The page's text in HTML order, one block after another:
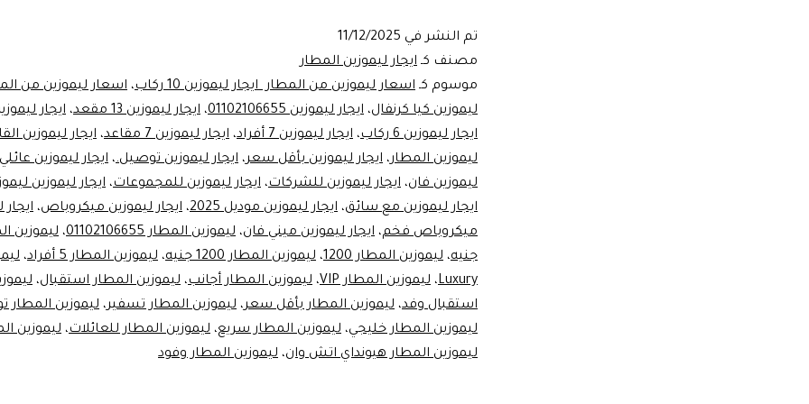
تم النشر في 11/12/2025
مصنف كـ ايجار ليموزين المطار
موسوم كـ اسعار ليموزين من المطار ايجار ليموزين 10 ركاب ، اسعار ليموزين من
ليموزين كيا كرنفال، ايجار ليموزين 01102106655 ، ايجار ليموزين 13 مقعد ، ايجار ليموزين 4
ايجار ليموزين 6 ركاب
، ايجار ليموزين 7 أفراد ، ايجار ليموزين 7 مقاعد ، ايجار ليموزين
ليموزين المطار، ايجار ليموزين بأقل سعر، ايجار ليموزين توصيل.، ايجار ليموزين عائلي
ليموزين فان، ايجار ليموزين للشركات، ايجار ليموزين للمجموعات، ايجار ليموزين
ايجار ليموزين مع سائق، ايجار ليموزين موديل 2025 ، ايجار ليموزين ميكروباص، ايجار
ميكروباص فخم، ايجار ليموزين ميني فان، ليموزين المطار 01102106655 ،
جنيه، ليموزين المطار 1200 ، ليموزين المطار 1200 جنيه ، ليموزين المطار 5 أفراد ،
Luxury، ليموزين المطار VIP ، ليموزين المطار أجانب، ليموزين المطار استقبال،
استقبال وفد، ليموزين المطار بأقل سعر، ليموزين المطار تسفير، ليموزين المطار
ليموزين المطار خليجي، ليموزين المطار سريع، ليموزين المطار للعائلات، ليموزين
ليموزين المطار هيونداي اتش وان، ليموزين المطار وفود